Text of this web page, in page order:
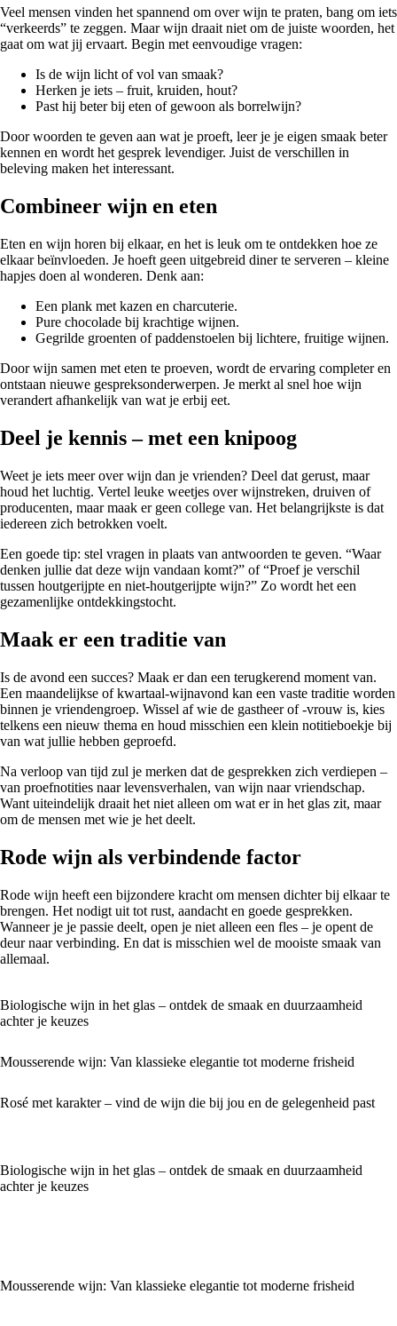
Veel mensen vinden het spannend om over wijn te praten, bang om iets
“verkeerds” te zeggen. Maar wijn draait niet om de juiste woorden, het
gaat om wat jij ervaart. Begin met eenvoudige vragen:
Is de wijn licht of vol van smaak?
Herken je iets – fruit, kruiden, hout?
Past hij beter bij eten of gewoon als borrelwijn?
Door woorden te geven aan wat je proeft, leer je je eigen smaak beter
kennen en wordt het gesprek levendiger. Juist de verschillen in
beleving maken het interessant.
Combineer wijn en eten
Eten en wijn horen bij elkaar, en het is leuk om te ontdekken hoe ze
elkaar beïnvloeden. Je hoeft geen uitgebreid diner te serveren – kleine
hapjes doen al wonderen. Denk aan:
Een plank met kazen en charcuterie.
Pure chocolade bij krachtige wijnen.
Gegrilde groenten of paddenstoelen bij lichtere, fruitige wijnen.
Door wijn samen met eten te proeven, wordt de ervaring completer en
ontstaan nieuwe gespreksonderwerpen. Je merkt al snel hoe wijn
verandert afhankelijk van wat je erbij eet.
Deel je kennis – met een knipoog
Weet je iets meer over wijn dan je vrienden? Deel dat gerust, maar
houd het luchtig. Vertel leuke weetjes over wijnstreken, druiven of
producenten, maar maak er geen college van. Het belangrijkste is dat
iedereen zich betrokken voelt.
Een goede tip: stel vragen in plaats van antwoorden te geven. “Waar
denken jullie dat deze wijn vandaan komt?” of “Proef je verschil
tussen houtgerijpte en niet-houtgerijpte wijn?” Zo wordt het een
gezamenlijke ontdekkingstocht.
Maak er een traditie van
Is de avond een succes? Maak er dan een terugkerend moment van.
Een maandelijkse of kwartaal-wijnavond kan een vaste traditie worden
binnen je vriendengroep. Wissel af wie de gastheer of -vrouw is, kies
telkens een nieuw thema en houd misschien een klein notitieboekje bij
van wat jullie hebben geproefd.
Na verloop van tijd zul je merken dat de gesprekken zich verdiepen –
van proefnotities naar levensverhalen, van wijn naar vriendschap.
Want uiteindelijk draait het niet alleen om wat er in het glas zit, maar
om de mensen met wie je het deelt.
Rode wijn als verbindende factor
Rode wijn heeft een bijzondere kracht om mensen dichter bij elkaar te
brengen. Het nodigt uit tot rust, aandacht en goede gesprekken.
Wanneer je je passie deelt, open je niet alleen een fles – je opent de
deur naar verbinding. En dat is misschien wel de mooiste smaak van
allemaal.
Biologische wijn in het glas – ontdek de smaak en duurzaamheid
achter je keuzes
Mousserende wijn: Van klassieke elegantie tot moderne frisheid
Rosé met karakter – vind de wijn die bij jou en de gelegenheid past
Biologische wijn in het glas – ontdek de smaak en duurzaamheid
achter je keuzes
Mousserende wijn: Van klassieke elegantie tot moderne frisheid